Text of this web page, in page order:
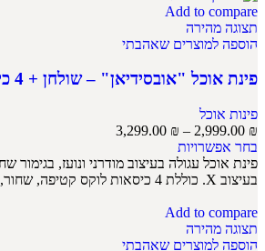
Add to compare
תצוגה מהירה
הוספה למוצרים שאהבתי
פינת אוכל "אובסידיאן" – שולחן + 4 כיסאות
פינות אוכל
2,999.00 ₪
–
3,299.00 ₪
בחר אפשרויות
פינת אוכל עגולה בעיצוב מודרני ונועז,
בעיצוב X. כוללת 4 כיסאות לוקס קטיפה, שחור,
Add to compare
תצוגה מהירה
הוספה למוצרים שאהבתי